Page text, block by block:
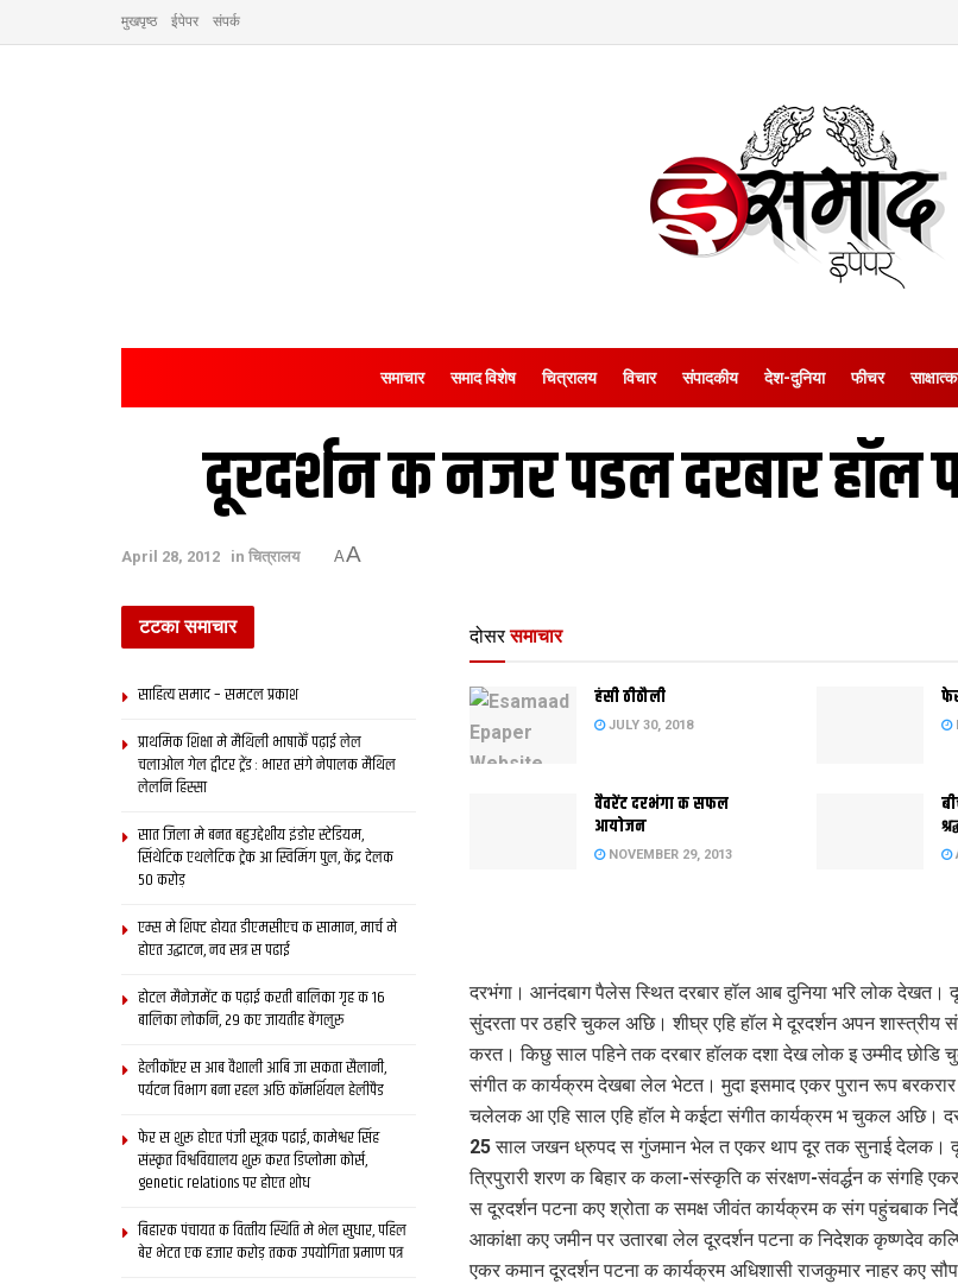
मुखपृष्ठ ईपेपर संपर्क
समाचार समाद विशेष चित्रालय विचार संपादकीय देश-दुनिया फीचर
दूरदर्शन क नजर पडल दरबार हॉल
April 28, 2012 in चित्रालय AA
दोसर समाचार
हंसी ठीठौली
JULY 30, 2018
वैवरेंट दरभंगा क सफल
आयोजन
NOVEMBER 29, 2013
दरभंगा। आनंदबाग पैलेस स्थित दरबार हॉल आब दुनिया भरि लोक देखत।
सुंदरता पर ठहरि चुकल अछि। शीघ्र एहि हॉल मे दूरदर्शन अपन शास्‍त्रीय
करत। किछु साल पहिने तक दरबार हॉलक दशा देख लोक इ उम्‍मीद छोडि
संगीत क कार्यक्रम देखबा लेल भेटत। मुदा इसमाद एकर पुरान रूप बरकरार
चलेलक आ एहि साल एहि हॉल मे कईटा संगीत कार्यक्रम भ चुकल अछि।
25 साल जखन ध्रुपद स गुंजमान भेल त एकर थाप दूर तक सुनाई देलक।
त्रिपुरारी शरण क बिहार क कला-संस्कृति क संरक्षण-संव‌र्द्धन क संगहि
स दूरदर्शन पटना कए श्रोता क समक्ष जीवंत कार्यक्रम क संग पहुंचबाक
आकांक्षा कए जमीन पर उतारबा लेल दूरदर्शन पटना क निदेशक कृष्णदेव
एकर कमान दूरदर्शन पटना क कार्यक्रम अधिशासी राजकुमार नाहर कए
टटका समाचार
साहित्य समाद – समटल प्रकाश
प्राथमिक शि‍क्षा मे मैथि‍ली भाषाकेँ पढ़ाई लेल
चलाओल गेल ट्वीटर ट्रेंड : भारत संगे नेपालक मैथिल
लेलनि हिस्सा
सात जिला मे बनत बहुउद्देशीय इंडोर स्‍टेडि‍यम,
सिंथेटिक एथलेटिक ट्रेक आ स्विमिंग पुल, केंद्र देलक
50 करोड़
एम्स मे शिफ्ट होयत डीएमसीएच क सामान, मार्च मे
होएत उद्घाटन, नव सत्र स पढाई
होटल मैनेजमेंट क पढ़ाई करती बालिका गृह क 16
बालिका लोकनि, 29 कए जायतीह बेंगलुरु
हेलीकॉप्टर स आब वैशाली आबि जा सकता सैलानी,
पर्यटन विभाग बना रहल अछि कॉमर्शियल हेलीपैड
फेर स शुरू होएत पंजी सूत्रक पढाई, कामेश्वर सिंह
संस्कृत विश्वविद्यालय शुरू करत डिप्लोमा कोर्स,
genetic relations पर होएत शोध
बिहारक पंचायत क वित्‍तीय स्थिति मे भेल सुधार, पहिल
बेर भेटत एक हजार करोड़ तकक उपयोगिता प्रमाण पत्र